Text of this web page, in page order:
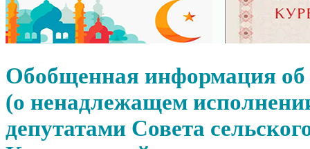
Обобщенная информация об
(о ненадлежащем
депутатами Совета